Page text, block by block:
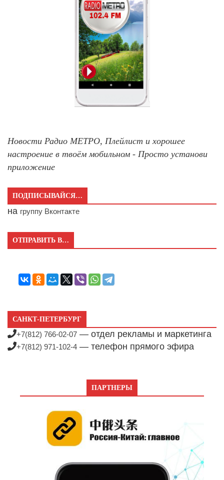
Новости Радио МЕТРО, Плейлист и хорошее
настроение в твоём мобильном - Просто установи
приложение
ПОДПИСЫВАЙСЯ…
на группу Вконтакте
ОТПРАВИТЬ В…
САНКТ-ПЕТЕРБУРГ
+7(812) 766-02-07 — отдел рекламы и маркетинга
+7(812) 971-102-4 — телефон прямого эфира
ПАРТНЕРЫ